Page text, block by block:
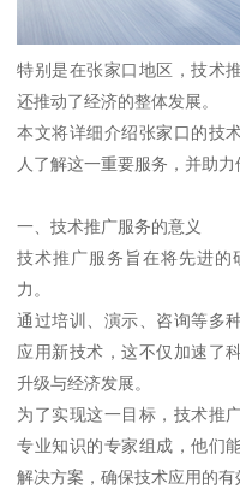
特别是在张家口地区，技术
还推动了经济的整体发展。
本文将详细介绍张家口的技
人了解这一重要服务，并助
一、技术推广服务的意义
技术推广服务旨在将先进
力。
通过培训、演示、咨询等多
应用新技术，这不仅加速了
升级与经济发展。
为了实现这一目标，技术推
专业知识的专家组成，他们
解决方案，确保技术应用的有